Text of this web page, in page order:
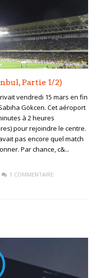
Partie 1/2)
vendredi 15 mars en fin
Gökcen. Cet aéroport
à 2 heures
pour rejoindre le centre.
pas encore quel match
Par chance, c&...
1 COMMENTAIRE